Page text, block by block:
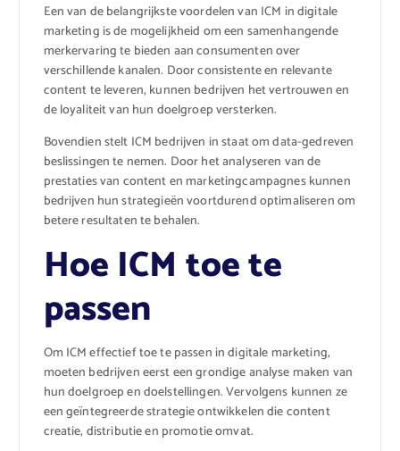
Een van de belangrijkste voordelen van ICM in digitale
marketing is de mogelijkheid om een samenhangende
merkervaring te bieden aan consumenten over
verschillende kanalen. Door consistente en relevante
content te leveren, kunnen bedrijven het vertrouwen en
de loyaliteit van hun doelgroep versterken.
Bovendien stelt ICM bedrijven in staat om data-gedreven
beslissingen te nemen. Door het analyseren van de
prestaties van content en marketingcampagnes kunnen
bedrijven hun strategieën voortdurend optimaliseren om
betere resultaten te behalen.
Hoe ICM toe te
passen
Om ICM effectief toe te passen in digitale marketing,
moeten bedrijven eerst een grondige analyse maken van
hun doelgroep en doelstellingen. Vervolgens kunnen ze
een geïntegreerde strategie ontwikkelen die content
creatie, distributie en promotie omvat.